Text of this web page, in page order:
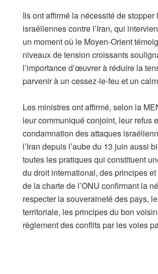
Ils ont affirmé la nécessité de
israéliennes contre l’Iran, qui
un moment où le Moyen-Orient
niveaux de tension croissants
l’importance d’œuvrer à réduire la
parvenir à un cessez-le-feu et un
Les ministres ont affirmé, selon la
leur communiqué conjoint, leur refus
condamnation des attaques
l’Iran depuis l’aube du 13 juin aussi
toutes les pratiques qui constituent
du droit international, des principes
de la charte de l’ONU confirmant la
respecter la souveraineté des pays,
territoriale, les principes du bon
règlement des conflits par les voies